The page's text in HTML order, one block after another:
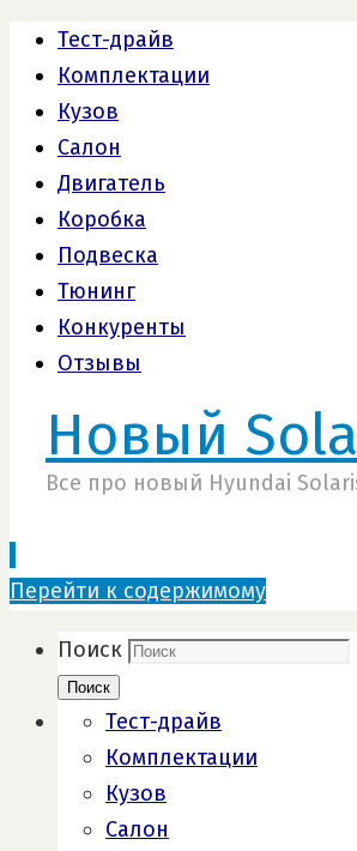
Тест-драйв
Комплектации
Кузов
Салон
Двигатель
Коробка
Подвеска
Тюнинг
Конкуренты
Отзывы
Новый
Все про новый Hyundai
Перейти к содержимому
Поиск
Поиск
Тест-драйв
Комплектации
Кузов
Салон